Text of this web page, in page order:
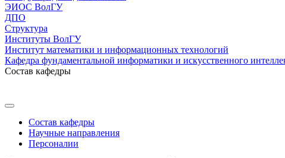
ЭИОС ВолГУ
ДПО
Структура
Институты ВолГУ
Институт математики и информационных технологий
Кафедра фундаментальной информатики и искусственного
Состав кафедры
Состав кафедры
Научные направления
Персоналии